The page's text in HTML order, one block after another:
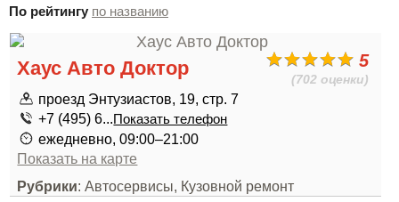
По рейтингу по названию
5
(702 оценки)
Хаус Авто Доктор
проезд Энтузиастов, 19, стр. 7
+7 (495) 6...Показать телефон
ежедневно, 09:00–21:00
Показать на карте
Рубрики: Автосервисы, Кузовной ремонт